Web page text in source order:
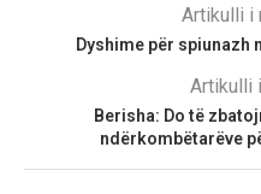
Artikulli i
Dyshime për spiunazh
Artikulli
Berisha: Do të
ndërkombëtarëve